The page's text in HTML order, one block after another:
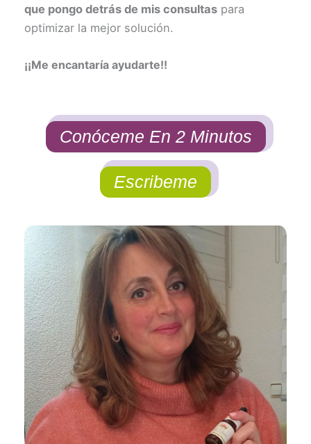
que pongo detrás de mis consultas para
optimizar la mejor solución.
¡¡Me encantaría ayudarte!!
Conóceme En 2 Minutos
Escribeme